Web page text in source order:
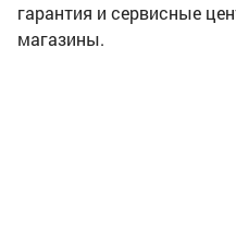
гарантия и сервисные
магазины.